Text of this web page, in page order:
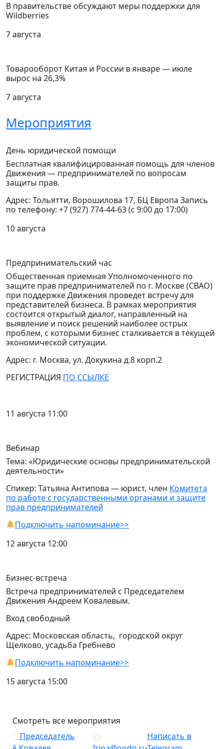
В правительстве обсуждают меры поддержки для
Wildberries
7 августа
Товарооборот Китая и России в январе — июле
вырос на 26,3%
7 августа
Мероприятия
День юридической помощи
Бесплатная квалифицированная помощь для членов
Движения — предпринимателей по вопросам
защиты прав.
Адрес: Тольятти, Ворошилова 17, БЦ Европа Запись
по телефону: +7 (927) 774-44-63 (с 9:00 до 17:00)
10 августа
Предпринимательский час
Общественная приемная Уполномоченного по
защите прав предпринимателей по г. Москве (СВАО)
при поддержке Движения проведет встречу для
представителей бизнеса. В рамках мероприятия
состоится открытый диалог, направленный на
выявление и поиск решений наиболее острых
проблем, с которыми бизнес сталкивается в текущей
экономической ситуации.
Адрес: г. Москва, ул. Докукина д.8 корп.2
РЕГИСТРАЦИЯ ПО ССЫЛКЕ
11 августа 11:00
Вебинар
Тема: «Юридические основы предпринимательской
деятельности»
Спикер: Татьяна Антипова — юрист, член Комитета
по работе с государственными органами и защите
прав предпринимателей
Подключить напоминание>>
12 августа 12:00
Бизнес-встреча
Встреча предпринимателей с Председателем
Движения Андреем Ковалевым.
Вход свободный
Адрес: Московская область, городской округ
Щелково, усадьба Гребнево
Подключить напоминание>>
15 августа 15:00
Смотреть все мероприятия
Председатель
Написать в